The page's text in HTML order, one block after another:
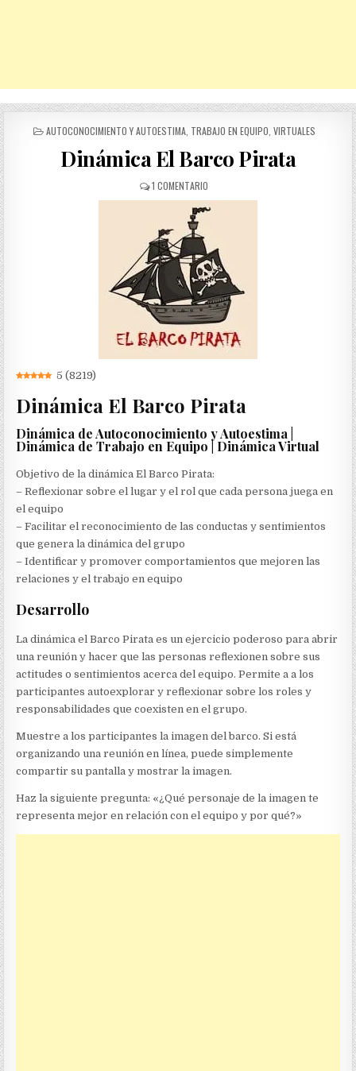
POSTED
AUTOCONOCIMIENTO Y AUTOESTIMA, TRABAJO EN EQUIPO VIRTUALES
Dinámica El Barco Pirata
1 COMENTARIO
DINÁMICA
EL
5 (8219)
Dinámica El Barco Pirata
Dinámica de Autoconocimiento y Autoestima |
Dinámica de Trabajo en Equipo | Dinámica Virtual
Objetivo de la dinámica El Barco Pirata:
– Reflexionar sobre el lugar y el rol que cada persona juega en
el equipo
– Facilitar el reconocimiento de las conductas y sentimientos
que genera la dinámica del grupo
– Identificar y promover comportamientos que mejoren las
relaciones y el trabajo en equipo
Desarrollo
La dinámica el Barco Pirata es un ejercicio poderoso para abrir
una reunión y hacer que las personas reflexionen sobre sus
actitudes o sentimientos acerca del equipo. Permite a a los
participantes autoexplorar y reflexionar sobre los roles y
responsabilidades que coexisten en el grupo.
Muestre a los participantes la imagen del barco. Si está
organizando una reunión en línea, puede simplemente
compartir su pantalla y mostrar la imagen.
Haz la siguiente pregunta: «¿Qué personaje de la imagen te
representa mejor en relación con el equipo y por qué?»